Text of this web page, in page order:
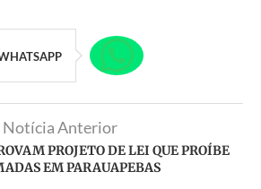
Notícia Anterior
PROJETO DE LEI QUE PROÍBE
EM PARAUAPEBAS